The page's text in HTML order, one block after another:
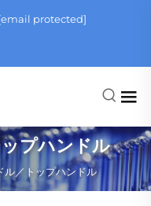
protected]
プハンドル
ル／トップハンドル